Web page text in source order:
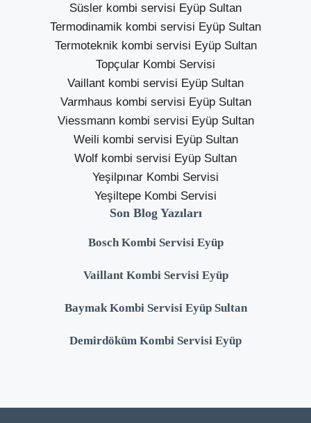
Süsler kombi servisi Eyüp Sultan
Termodinamik kombi servisi Eyüp Sultan
Termoteknik kombi servisi Eyüp Sultan
Topçular Kombi Servisi
Vaillant kombi servisi Eyüp Sultan
Varmhaus kombi servisi Eyüp Sultan
Viessmann kombi servisi Eyüp Sultan
Weili kombi servisi Eyüp Sultan
Wolf kombi servisi Eyüp Sultan
Yeşilpınar Kombi Servisi
Yeşiltepe Kombi Servisi
Son Blog Yazıları
Bosch Kombi Servisi Eyüp
Vaillant Kombi Servisi Eyüp
Baymak Kombi Servisi Eyüp Sultan
Demirdöküm Kombi Servisi Eyüp